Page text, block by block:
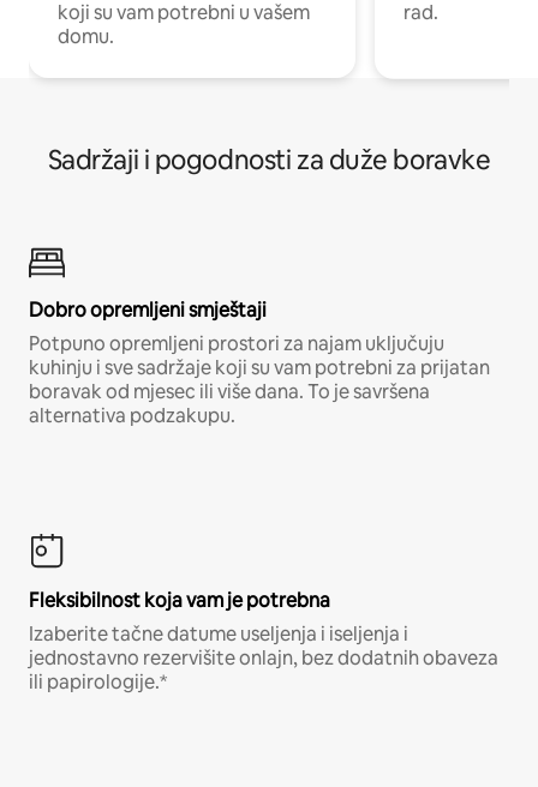
koji su vam potrebni u vašem
domu.
rad.
Sadržaji i pogodnosti za duže boravke
Dobro opremljeni smještaji
Potpuno opremljeni prostori za najam uključuju
kuhinju i sve sadržaje koji su vam potrebni za prijatan
boravak od mjesec ili više dana. To je savršena
alternativa podzakupu.
Fleksibilnost koja vam je potrebna
Izaberite tačne datume useljenja i iseljenja i
jednostavno rezervišite onlajn, bez dodatnih obaveza
ili papirologije.*